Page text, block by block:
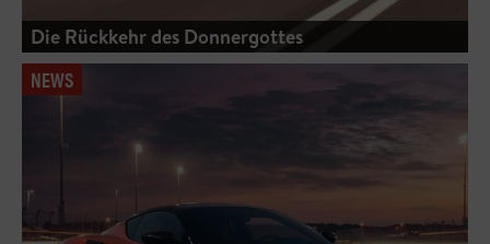
Die Rückkehr des Donnergottes
NEWS